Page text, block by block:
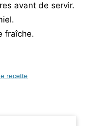
avant de servir.
fraîche.
recette